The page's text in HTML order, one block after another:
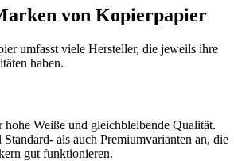
von Kopierpapier
umfasst viele Hersteller, die jeweils ihre
haben.
Weiße und gleichbleibende Qualität.
als auch Premiumvarianten an, die
gut funktionieren.